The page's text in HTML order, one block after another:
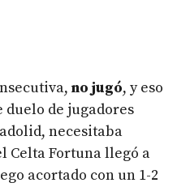
no jugó, y eso
duelo de jugadores
necesitaba
Celta Fortuna llegó a
acortado con un 1-2